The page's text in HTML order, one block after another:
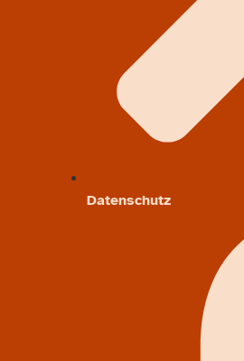
Datenschutz